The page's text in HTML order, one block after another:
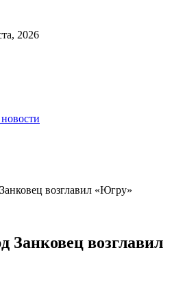
2026
возглавил «Югру»
Занковец возглавил